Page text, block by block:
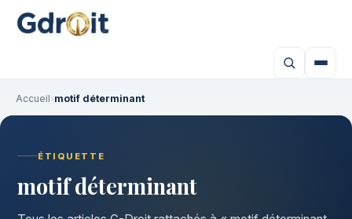
Accueil›motif déterminant
ÉTIQUETTE
motif déterminant